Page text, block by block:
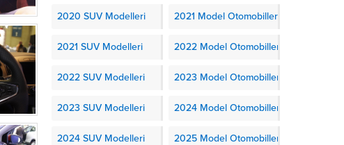
2020 SUV Modelleri 2021 Model Otomobiller
2021 SUV Modelleri 2022 Model Otomobiller
2022 SUV Modelleri 2023 Model Otomobiller
2023 SUV Modelleri 2024 Model Otomobiller
2024 SUV Modelleri 2025 Model Otomobiller